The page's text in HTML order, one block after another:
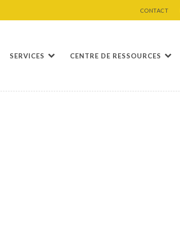
CONTACT
SERVICES CENTRE DE RESSOURCES